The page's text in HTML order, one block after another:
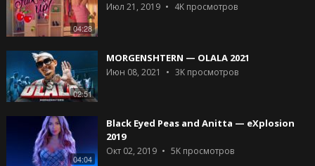
04:28
Июл 21, 2019 4Kпросмотров
02:51
MORGENSHTERN — OLALA 2021
Июн 08, 2021 3Kпросмотров
04:04
Black Eyed Peas and Anitta — eXplosion
2019
Окт 02, 2019 5Kпросмотров